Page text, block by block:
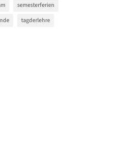
semesterferien
tagderlehre